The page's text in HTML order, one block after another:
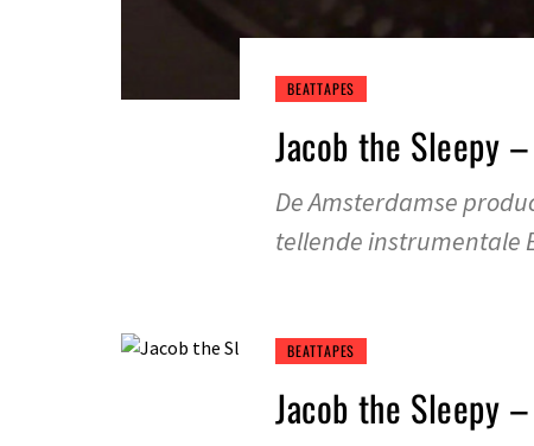
BEATTAPES
Jacob the Sleepy
De Amsterdamse
tellende instrumentale
BEATTAPES
Jacob the Sleepy